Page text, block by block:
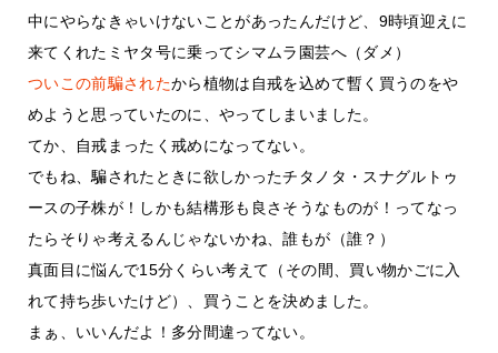
中にやらなきゃいけないことがあったんだけど、9時頃迎えに
来てくれたミヤタ号に乗ってシマムラ園芸へ（ダメ）
ついこの前騙されたから植物は自戒を込めて暫く買うのをや
めようと思っていたのに、やってしまいました。
てか、自戒まったく戒めになってない。
でもね、騙されたときに欲しかったチタノタ・スナグルトゥ
ースの子株が！しかも結構形も良さそうなものが！ってなっ
たらそりゃ考えるんじゃないかね、誰もが（誰？）
真面目に悩んで15分くらい考えて（その間、買い物かごに入
れて持ち歩いたけど）、買うことを決めました。
まぁ、いいんだよ！多分間違ってない。